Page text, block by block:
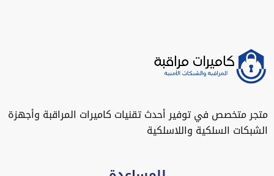
متجر متخصص في توفير أحدث تقنيات كاميرات المراقبة وأجهزة
الشبكات السلكية واللاسلكية